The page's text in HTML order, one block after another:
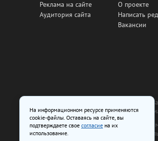
Реклама на сайте
Аудитория сайта
О проекте
Написать
Вакансии
Все рекламные товары подлежат
изготовлена и размещена на основе
На сайте www.irk.ru размещаются в
от 29 октября 2018 г., выдан
На информационном ресурсе применяются
cookie-файлы. Оставаясь на сайте, вы
подтверждаете свое согласие на их
использование.